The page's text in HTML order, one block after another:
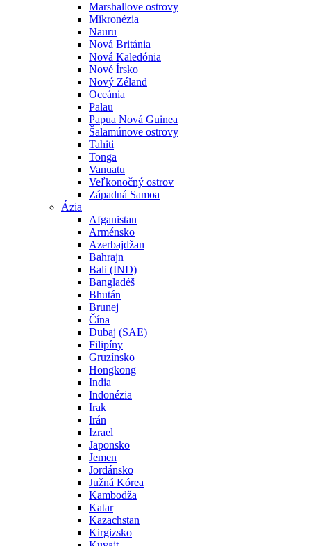
Marshallove ostrovy
Mikronézia
Nauru
Nová Británia
Nová Kaledónia
Nové Írsko
Nový Zéland
Oceánia
Palau
Papua Nová Guinea
Šalamúnove ostrovy
Tahiti
Tonga
Vanuatu
Veľkonočný ostrov
Západná Samoa
Ázia
Afganistan
Arménsko
Azerbajdžan
Bahrajn
Bali (IND)
Bangladéš
Bhután
Brunej
Čína
Dubaj (SAE)
Filipíny
Gruzínsko
Hongkong
India
Indonézia
Irak
Irán
Izrael
Japonsko
Jemen
Jordánsko
Južná Kórea
Kambodža
Katar
Kazachstan
Kirgizsko